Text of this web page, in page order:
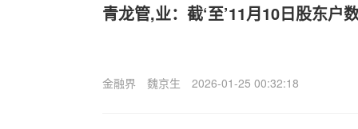
青龙管,业：截‘至’11月10日股东户
金融界 魏京生 2026-01-25 00:32:18